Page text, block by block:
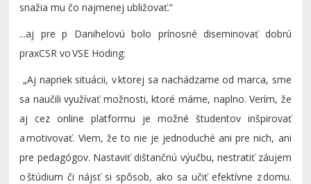
snažia mu čo najmenej ubližovať.“
...aj pre p Danihelovú bolo prínosnédiseminovaťdobrú
praxCSR voVSE Hoding:
„Aj napriek situácii, v ktorej sa nachádzame od marca, sme
sa naučili využívať možnosti, ktoré máme, naplno. Verím, že
aj cez online platformu je možné študentov inšpirovať
a motivovať. Viem, že to nie je jednoduché ani pre nich, ani
pre pedagógov. Nastaviť dištančnú výučbu, nestratiť záujem
o štúdium či nájsť si spôsob, ako sa učiť efektívne z domu.